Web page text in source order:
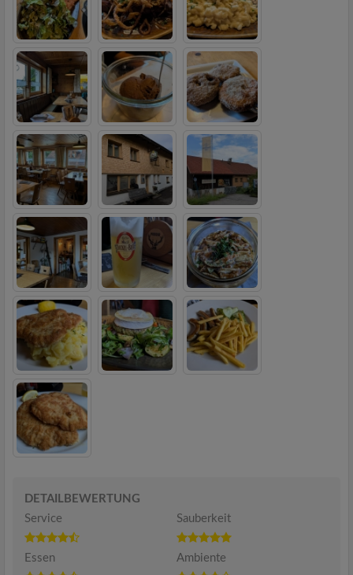
DETAILBEWERTUNG
Service
Sauberkeit
Essen Ambiente